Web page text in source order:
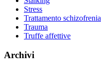
Stress
Trattamento schizofrenia
Trauma
Truffe affettive
Archivi